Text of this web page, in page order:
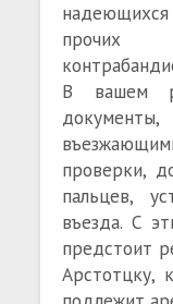
прочих
В вашем
проверки,
пальцев,
въезда. С
предстоит
Арстотцку,